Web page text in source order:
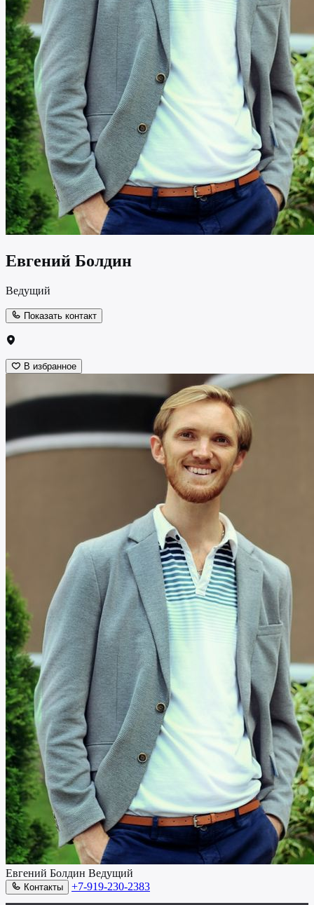
Евгений Болдин
Ведущий
Показать контакт
В избранное
Евгений Болдин Ведущий
Контакты +7-919-230-2383